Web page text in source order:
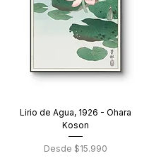
Lirio de Agua, 1926 - Ohara
Koson
Desde $15.990
Precio de oferta